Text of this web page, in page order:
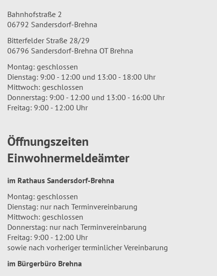
Bahnhofstraße 2
06792 Sandersdorf-Brehna
Bitterfelder Straße 28/29
06796 Sandersdorf-Brehna OT Brehna
Montag: geschlossen
Dienstag: 9:00 - 12:00 und 13:00 - 18:00 Uhr
Mittwoch: geschlossen
Donnerstag: 9:00 - 12:00 und 13:00 - 16:00 Uhr
Freitag: 9:00 - 12:00 Uhr
Öffnungszeiten
Einwohnermeldeämter
im Rathaus Sandersdorf-Brehna
Montag: geschlossen
Dienstag: nur nach Terminvereinbarung
Mittwoch: geschlossen
Donnerstag: nur nach Terminvereinbarung
Freitag: 9:00 - 12:00 Uhr
sowie nach vorheriger terminlicher Vereinbarung
im Bürgerbüro Brehna